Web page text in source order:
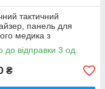
тактичний
панель для
медика з
кишенями
2 Стохід
до відправки 3 од.
₴